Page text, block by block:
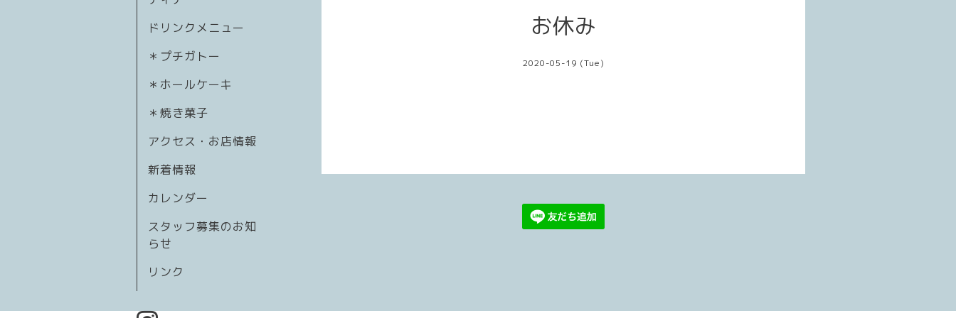
ドリンクメニュー
＊プチガトー
＊ホールケーキ
＊焼き菓子
アクセス・お店情報
新着情報
カレンダー
スタッフ募集のお知
らせ
リンク
お休み
2020-05-19 (Tue)